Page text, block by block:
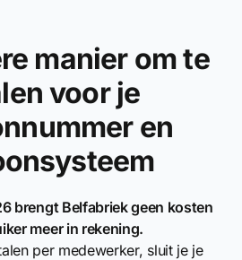
manier om te
voor je
en
brengt Belfabriek geen kosten
meer in rekening.
per medewerker, sluit je je